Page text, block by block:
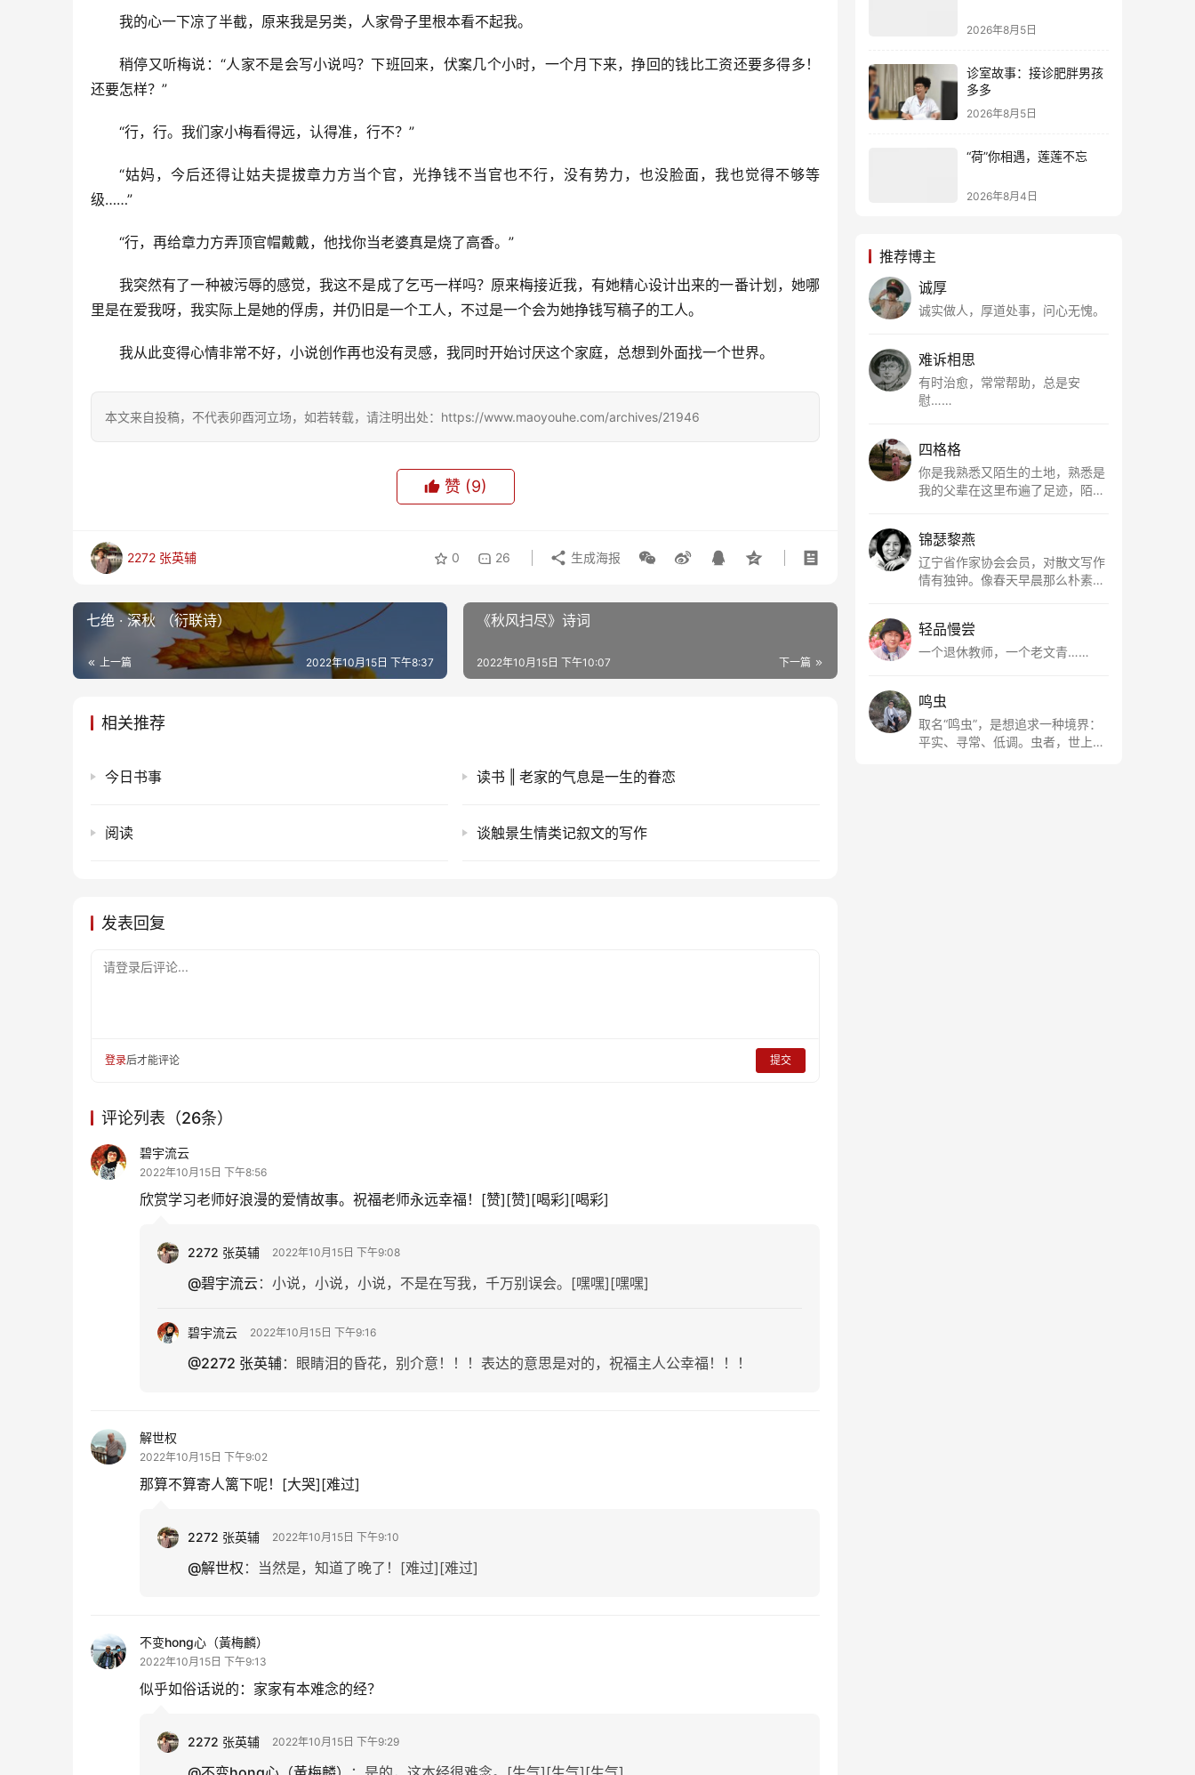
我的心一下凉了半截，原来我是另类，人家骨子里根本看不起我。
稍停又听梅说：“人家不是会写小说吗？下班回来，伏案几个小时，一个月下来，挣回的钱比工资还要多得多！
还要怎样？”
“行，行。我们家小梅看得远，认得准，行不？”
“姑妈，今后还得让姑夫提拔章力方当个官，光挣钱不当官也不行，没有势力，也没脸面，我也觉得不够等
级……”
“行，再给章力方弄顶官帽戴戴，他找你当老婆真是烧了高香。”
我突然有了一种被污辱的感觉，我这不是成了乞丐一样吗？原来梅接近我，有她精心设计出来的一番计划，她哪
里是在爱我呀，我实际上是她的俘虏，并仍旧是一个工人，不过是一个会为她挣钱写稿子的工人。
我从此变得心情非常不好，小说创作再也没有灵感，我同时开始讨厌这个家庭，总想到外面找一个世界。
本文来自投稿，不代表卯酉河立场，如若转载，请注明出处：https://www.maoyouhe.com/archives/21946
赞 (9)
2272 张英辅 0 26 生成海报
七绝 · 深秋 （衍联诗）
上一篇 2022年10月15日 下午8:37
《秋风扫尽》诗词
下一篇
2022年10月15日 下午10:07
相关推荐
今日书事 读书 ‖ 老家的气息是一生的眷恋
阅读 谈触景生情类记叙文的写作
发表回复
请登录后评论...
登录后才能评论 提交
评论列表（26条）
碧宇流云
2022年10月15日 下午8:56
欣赏学习老师好浪漫的爱情故事。祝福老师永远幸福！[赞][赞][喝彩][喝彩]
2272 张英辅 2022年10月15日 下午9:08
@碧宇流云： 小说，小说，小说，不是在写我，千万别误会。[嘿嘿][嘿嘿]
碧宇流云 2022年10月15日 下午9:16
@2272 张英辅： 眼睛泪的昏花，别介意！！！表达的意思是对的，祝福主人公幸福！！！
解世权
2022年10月15日 下午9:02
那算不算寄人篱下呢！[大哭][难过]
2272 张英辅 2022年10月15日 下午9:10
@解世权 ： 当然是，知道了晚了！[难过][难过]
不变hong心（黃梅麟）
2022年10月15日 下午9:13
似乎如俗话说的：家家有本难念的经？
2272 张英辅 2022年10月15日 下午9:29
2026年8月5日
诊室故事：接诊肥胖男孩
多多
2026年8月5日
“荷”你相遇，莲莲不忘
2026年8月4日
推荐博主
诚厚
诚实做人，厚道处事，问心无愧。
难诉相思
有时治愈，常常帮助，总是安
慰……
四格格
你是我熟悉又陌生的土地，熟悉是
我的父辈在这里布遍了足迹，陌生
根所在，我用文字慢慢认识你、慢
慢熟悉你。
锦瑟黎燕
辽宁省作家协会会员，对散文写作
情有独钟。像春天早晨那么朴素，
轻品慢尝
一个退休教师，一个老文青……
鸣虫
取名“鸣虫”，是想追求一种境界：
平实、寻常、低调。虫者，世上最